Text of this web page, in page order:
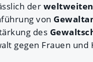
der
von
des
gegen Frauen und